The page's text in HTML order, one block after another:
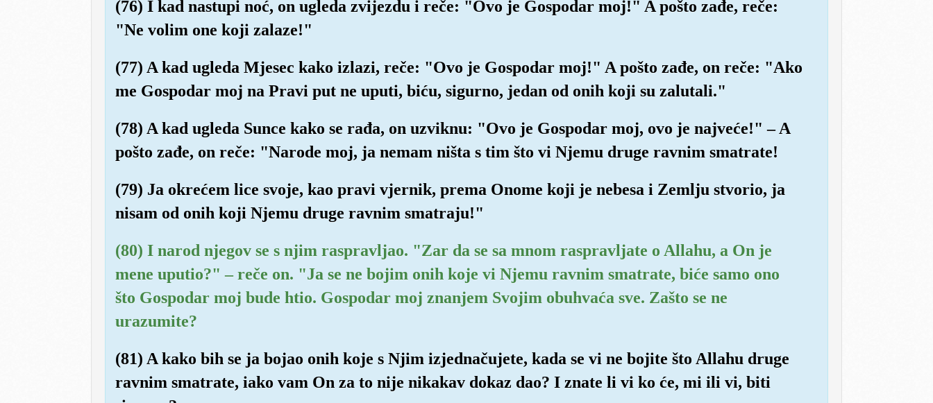
(76) I kad nastupi noć, on ugleda zvijezdu i reče: "Ovo je Gospodar moj!" A pošto zađe, reče:
"Ne volim one koji zalaze!"
(77) A kad ugleda Mjesec kako izlazi, reče: "Ovo je Gospodar moj!" A pošto zađe, on reče: "Ako
me Gospodar moj na Pravi put ne uputi, biću, sigurno, jedan od onih koji su zalutali."
(78) A kad ugleda Sunce kako se rađa, on uzviknu: "Ovo je Gospodar moj, ovo je najveće!" – A
pošto zađe, on reče: "Narode moj, ja nemam ništa s tim što vi Njemu druge ravnim smatrate!
(79) Ja okrećem lice svoje, kao pravi vjernik, prema Onome koji je nebesa i Zemlju stvorio, ja
nisam od onih koji Njemu druge ravnim smatraju!"
(80) I narod njegov se s njim raspravljao. "Zar da se sa mnom raspravljate o Allahu, a On je
mene uputio?" – reče on. "Ja se ne bojim onih koje vi Njemu ravnim smatrate, biće samo ono
što Gospodar moj bude htio. Gospodar moj znanjem Svojim obuhvaća sve. Zašto se ne
urazumite?
(81) A kako bih se ja bojao onih koje s Njim izjednačujete, kada se vi ne bojite što Allahu druge
ravnim smatrate, iako vam On za to nije nikakav dokaz dao? I znate li vi ko će, mi ili vi, biti